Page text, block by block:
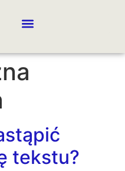
tekstu?